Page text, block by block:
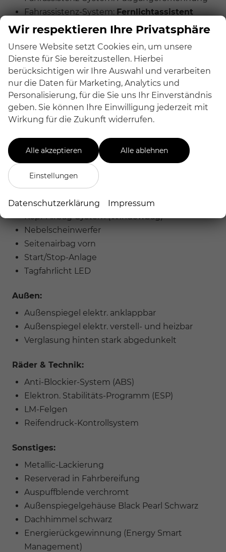
Fahrassistenz-System: Fernlichtassistent
Fahrassistenz-System:Multi-Sense
Fahrassistenz-System:Spurhalteassistent
Aktiv
Fahrassistenz-System:Spurwechsel-
Warnsystem
Fahrassistenz-System:
Verkehrszeichenerkennung
Geschwindigkeits-Regelanlage (Tempomat)
Heckleuchten LED, C-förmig mit Signature
Licht- und Regensensor
Zentralverriegelung / Startanlage
Entry & Drive
Kopf-Airbag-System (Windowbag)
Nebelscheinwerfer
Seitenairbag vorn
Start/Stop-Anlage
Tagfahrlicht LED
Außen:
Außenspiegel elektr. anklappbar
Außenspiegel elektr. verstell- und heizbar
Verglasung hinten stark abgedunkelt
Räder & Technik:
Anti-Blockier-System (ABS)
Elektron. Stabilitäts-Programm (ESP)
LM-Felgen
Reifendruck-Kontrollsystem
Sonstiges:
Metallic-Lackierung
Reserverad in Fahrbereifung
Auspuffblende verchromt
Außenspiegelgehäuse Black Pearl Schwarz
Dachhimmel schwarz
Energierückgewinnung (Energy Smart
Management)
Wir respektieren Ihre Privatsphäre
Unsere Website setzt Cookies ein, um unsere
Dienste für Sie bereitzustellen. Hierbei
berücksichtigen wir Ihre Auswahl und verarbeiten
nur die Daten für Marketing, Analytics und
Personalisierung, für die Sie uns Ihr Einverständnis
geben. Sie können Ihre Einwilligung jederzeit mit
Wirkung für die Zukunft widerrufen.
Alle akzeptieren Alle ablehnen
Einstellungen
Datenschutzerklärung Impressum